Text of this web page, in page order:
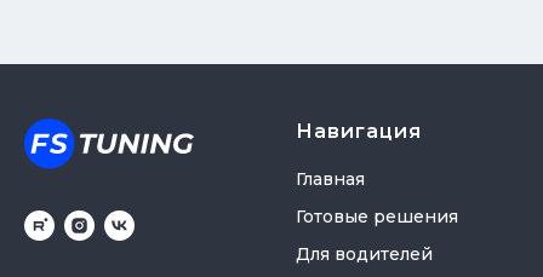
Навигация
Главная
Готовые решения
Для водителей